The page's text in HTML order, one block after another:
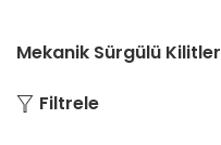
Mekanik Sürgülü Kilitler
Filtrele